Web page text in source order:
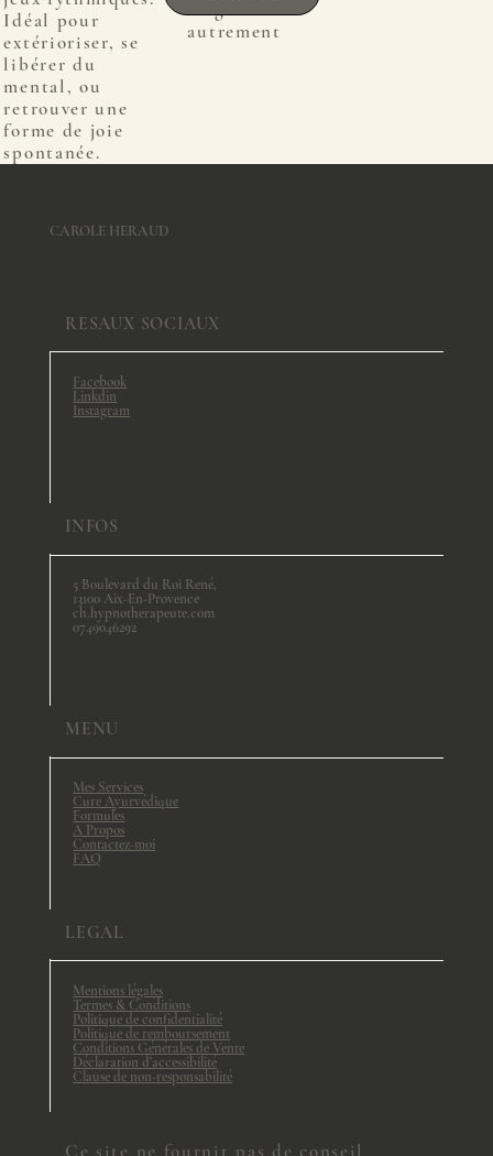
Idéal pour
extérioriser, se
libérer du
mental, ou
retrouver une
forme de joie
spontanée.
soigner
autrement
CAROLE HERAUD
RESAUX SOCIAUX
Facebook
Linkdin
Instagram
INFOS
5 Boulevard du Roi René,
13100 Aix-En-Provence
ch.hypnotherapeute.com
0749046292
MENU
Mes Services
Cure Ayurvédique
Formules
A Propos
Contactez-moi
FAQ
LEGAL
Mentions légales
Termes & Conditions
Politique de confidentialité
Politique de remboursement
Conditions Générales de Vente
Déclaration d’accessibilité
Clause de non-responsabilité
Ce site ne fournit pas de conseil